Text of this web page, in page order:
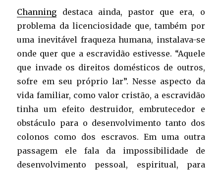
Channing destaca ainda, pastor que era, o
problema da licenciosidade que, também por
uma inevitável fraqueza humana, instalava-se
onde quer que a escravidão estivesse. “Aquele
que invade os direitos domésticos de outros,
sofre em seu próprio lar”. Nesse aspecto da
vida familiar, como valor cristão, a escravidão
tinha um efeito destruidor, embrutecedor e
obstáculo para o desenvolvimento tanto dos
colonos como dos escravos. Em uma outra
passagem ele fala da impossibilidade de
desenvolvimento pessoal, espiritual, para